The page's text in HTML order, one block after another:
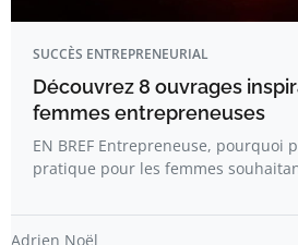
SUCCÈS ENTREPRENEURIAL
Découvrez 8 ouvrages
femmes entrepreneuses
EN BREF Entrepreneuse, pourquoi
pratique pour les femmes
Adrien Noël